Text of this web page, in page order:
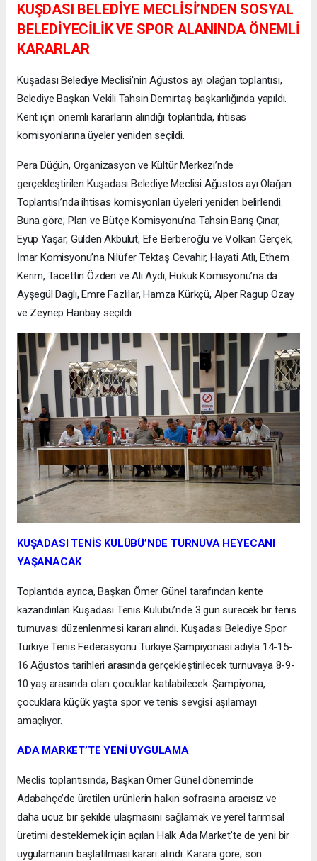
KUŞDASI BELEDİYE MECLİSİ’NDEN SOSYAL
BELEDİYECİLİK VE SPOR ALANINDA ÖNEMLİ
KARARLAR
Kuşadası Belediye Meclisi'nin Ağustos ayı olağan toplantısı,
Belediye Başkan Vekili Tahsin Demirtaş başkanlığında yapıldı.
Kent için önemli kararların alındığı toplantıda, ihtisas
komisyonlarına üyeler yeniden seçildi.
Pera Düğün, Organizasyon ve Kültür Merkezi’nde
gerçekleştirilen Kuşadası Belediye Meclisi Ağustos ayı Olağan
Toplantısı’nda ihtisas komisyonları üyeleri yeniden belirlendi.
Buna göre; Plan ve Bütçe Komisyonu’na Tahsin Barış Çınar,
Eyüp Yaşar, Gülden Akbulut, Efe Berberoğlu ve Volkan Gerçek,
İmar Komisyonu’na Nilüfer Tektaş Cevahir, Hayati Atlı, Ethem
Kerim, Tacettin Özden ve Ali Aydı, Hukuk Komisyonu’na da
Ayşegül Dağlı, Emre Fazlılar, Hamza Kürkçü, Alper Ragup Özay
ve Zeynep Hanbay seçildi.
KUŞADASI TENİS KULÜBÜ’NDE TURNUVA HEYECANI
YAŞANACAK
Toplantıda ayrıca, Başkan Ömer Günel tarafından kente
kazandırılan Kuşadası Tenis Kulübü’nde 3 gün sürecek bir tenis
turnuvası düzenlenmesi kararı alındı. Kuşadası Belediye Spor
Türkiye Tenis Federasyonu Türkiye Şampiyonası adıyla 14-15-
16 Ağustos tarihleri arasında gerçekleştirilecek turnuvaya 8-9-
10 yaş arasında olan çocuklar katılabilecek. Şampiyona,
çocuklara küçük yaşta spor ve tenis sevgisi aşılamayı
amaçlıyor.
ADA MARKET’TE YENİ UYGULAMA
Meclis toplantısında, Başkan Ömer Günel döneminde
Adabahçe’de üretilen ürünlerin halkın sofrasına aracısız ve
daha ucuz bir şekilde ulaşmasını sağlamak ve yerel tarımsal
üretimi desteklemek için açılan Halk Ada Market’te de yeni bir
uygulamanın başlatılması kararı alındı. Karara göre; son